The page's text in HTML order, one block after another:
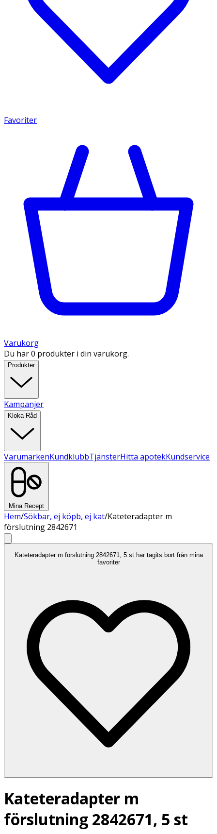
Favoriter
Varukorg
Du har 0 produkter i din varukorg.
Produkter
Kampanjer
Kloka Råd
VarumärkenKundklubbTjänsterHitta apotekKundservice
Mina Recept
Hem/Sökbar, ej köpb, ej kat/Kateteradapter m
förslutning 2842671
Kateteradapter m förslutning 2842671, 5 st har tagits bort från mina
favoriter
Kateteradapter m
förslutning 2842671, 5 st